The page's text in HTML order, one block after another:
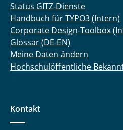
Status GITZ-Dienste
Handbuch für TYPO3 (Intern)
Corporate Design-Toolbox
Glossar (DE-EN)
Meine Daten ändern
Hochschulöffentliche
Kontakt